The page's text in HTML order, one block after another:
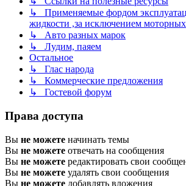
↳ Применяемые фордом
жидкости ,за исключением
↳ Авто разных марок
↳ Лудим, паяем
Остальное
↳ Глас народа
↳ Коммерческие предложения
↳ Гостевой форум
Права доступа
Вы не можете начинать темы
Вы не можете отвечать на сообщения
Вы не можете редактировать свои
Вы не можете удалять свои сообщения
Вы не можете добавлять вложения